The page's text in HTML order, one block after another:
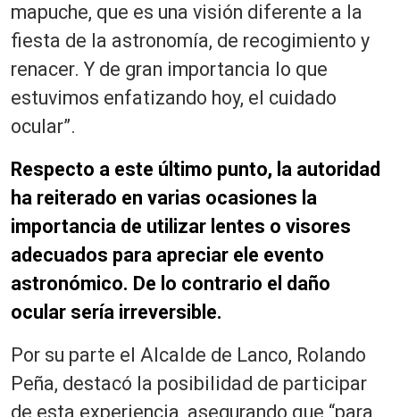
mapuche, que es una visión diferente a la
fiesta de la astronomía, de recogimiento y
renacer. Y de gran importancia lo que
estuvimos enfatizando hoy, el cuidado
ocular”.
Respecto a este último punto, la autoridad
ha reiterado en varias ocasiones la
importancia de utilizar lentes o visores
adecuados para apreciar ele evento
astronómico. De lo contrario el daño
ocular sería irreversible.
Por su parte el Alcalde de Lanco, Rolando
Peña, destacó la posibilidad de participar
de esta experiencia, asegurando que “para